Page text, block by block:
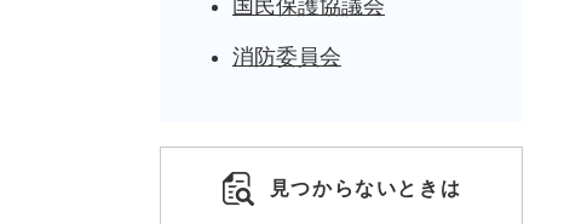
国民保護協議会
消防委員会
見つからないときは